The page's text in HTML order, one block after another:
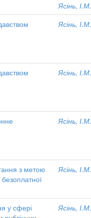
Ясінь, І.М.
Ясінь, І.М.
Ясінь, І.М.
Ясінь, І.М.
з метою
Ясінь, І.М.
у сфері
Ясінь, І.М.